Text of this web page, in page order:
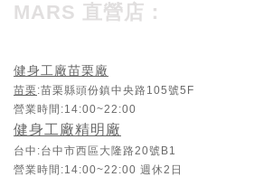
MARS 直營店：
健身工廠苗栗廠
苗栗:苗栗縣頭份鎮中央路105號5F
營業時間:14:00~22:00
健身工廠精明廠
台中:台中市西區大隆路20號B1
營業時間:14:00~22:00 週休2日